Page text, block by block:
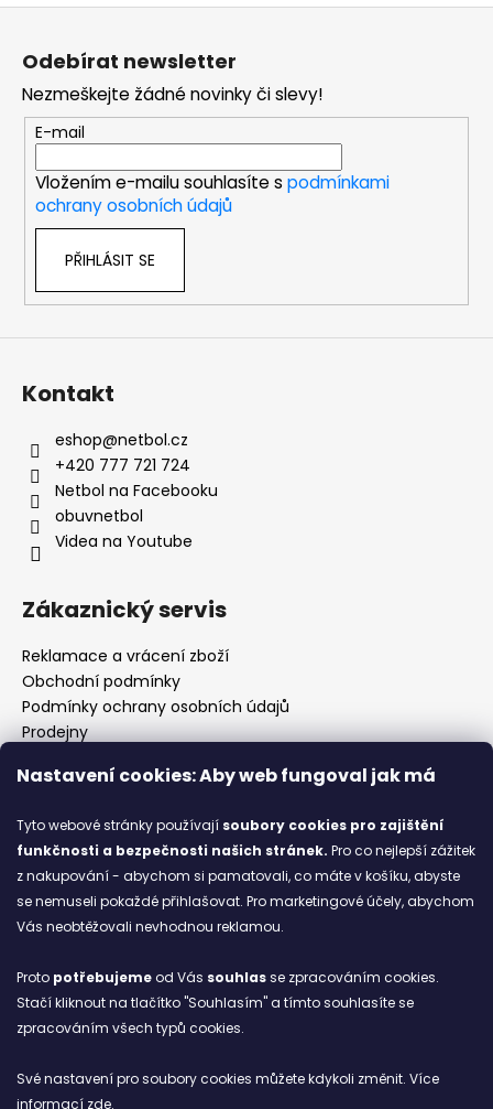
Nastavení cookies: Aby web fungoval jak má
Tyto webové stránky používají soubory cookies pro zajištění
funkčnosti a bezpečnosti našich stránek. Pro co nejlepší zážitek
z nakupování - abychom si pamatovali, co máte v košíku, abyste
se nemuseli pokaždé přihlašovat. Pro marketingové účely, abychom
Vás neobtěžovali nevhodnou reklamou.
Proto potřebujemeod Vás souhlasse zpracováním cookies.
Stačí kliknout na tlačítko "Souhlasím" a tímto souhlasíte se
zpracováním všech typů cookies.
Své nastavení pro soubory cookies můžete kdykoli změnit. Více
informací zde.
Z
Odebírat newsletter
Nezmeškejte žádné novinky či slevy!
E-mail
Vložením e-mailu souhlasíte s podmínkami
ochrany osobních údajů
PŘIHLÁSIT SE
Kontakt
eshop@netbol.cz
+420 777 721 724
Netbol na Facebooku
obuvnetbol
Videa na Youtube
Zákaznický servis
Reklamace a vrácení zboží
Obchodní podmínky
Podmínky ochrany osobních údajů
Prodejny
Značky
Blog
Ze starých bot staronové
ARCHIV
Facebook